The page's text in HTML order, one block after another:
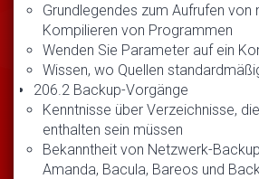
Grundlegendes zum Aufrufen von
Kompilieren von Programmen
Wenden Sie Parameter auf ein
Wissen, wo Quellen
206.2 Backup-Vorgänge
Kenntnisse über Verzeichnisse,
enthalten sein müssen
Bekanntheit von Netzwerk-
Amanda, Bacula, Bareos und